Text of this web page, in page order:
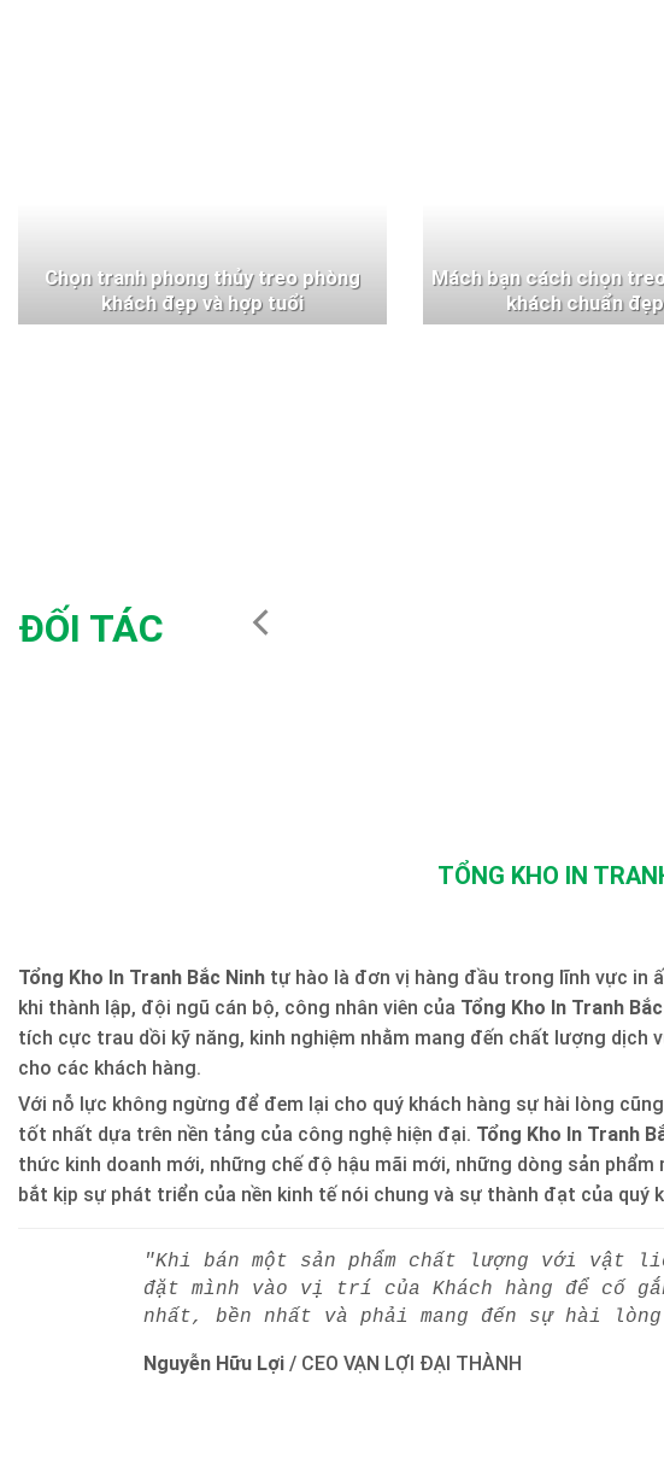
Chọn tranh phong thủy treo phòng
khách đẹp và hợp tuổi
Mách bạn cách chọn
khách chuẩn
ĐỐI TÁC
TỔNG KHO IN
Tổng Kho In Tranh Bắc Ninh tự hào là đơn vị hàng đầu trong lĩnh vực in
khi thành lập, đội ngũ cán bộ, công nhân viên của Tổng Kho In Tranh
tích cực trau dồi kỹ năng, kinh nghiệm nhằm mang đến chất lượng dịch
cho các khách hàng.
Với nỗ lực không ngừng để đem lại cho quý khách hàng sự hài lòng
tốt nhất dựa trên nền tảng của công nghệ hiện đại. Tổng Kho In Tranh
thức kinh doanh mới, những chế độ hậu mãi mới, những dòng sản
bắt kịp sự phát triển của nền kinh tế nói chung và sự thành đạt của quý
"Khi bán một sản phẩm chất lượng với vật
đặt mình vào vị trí của Khách hàng để cố
nhất, bền nhất và phải mang đến sự hài
Nguyễn Hữu Lợi / CEO VẠN LỢI ĐẠI THÀNH